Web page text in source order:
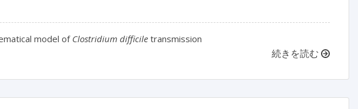
model of Clostridium difficile transmission
続きを読む